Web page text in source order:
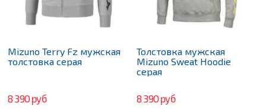
Mizuno Terry Fz мужская
толстовка серая
8 390 руб
Толстовка мужская
Mizuno Sweat Hoodie
серая
8 390 руб